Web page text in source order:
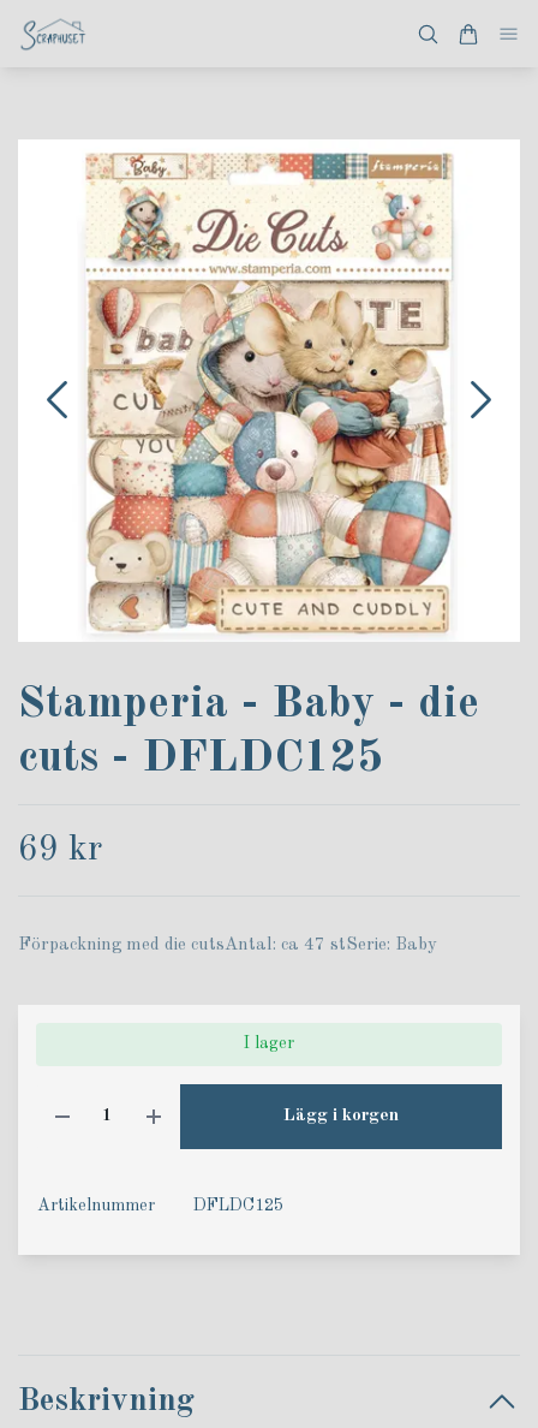
Stamperia - Baby - die
cuts - DFLDC125
69 kr
Förpackning med die cutsAntal: ca 47 stSerie: Baby
I lager
Lägg i korgen
Artikelnummer DFLDC125
Beskrivning